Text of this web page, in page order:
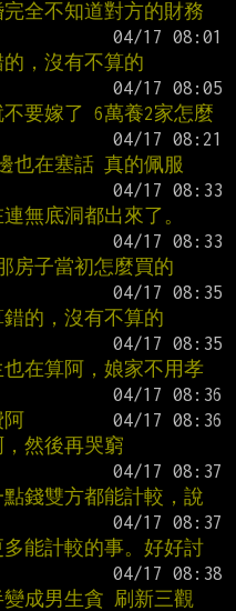
全不知道對方的財務
，沒有不算的
要嫁了 6萬養2家怎麼
也在塞話 真的佩服
無底洞都出來了。
房子當初怎麼買的
的，沒有不算的
在算阿，娘家不用孝
然後再哭窮
錢雙方都能計較，說
能計較的事。好好討
成男生貪 刷新三觀